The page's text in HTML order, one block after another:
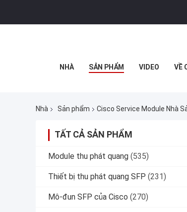
NHÀ SẢN PHẨM VIDEO VỀ
Nhà Sản phẩm Cisco Service Module Nhà
TẤT CẢ SẢN PHẨM
Module thu phát quang (535)
Thiết bị thu phát quang SFP (231)
Mô-đun SFP của Cisco (270)